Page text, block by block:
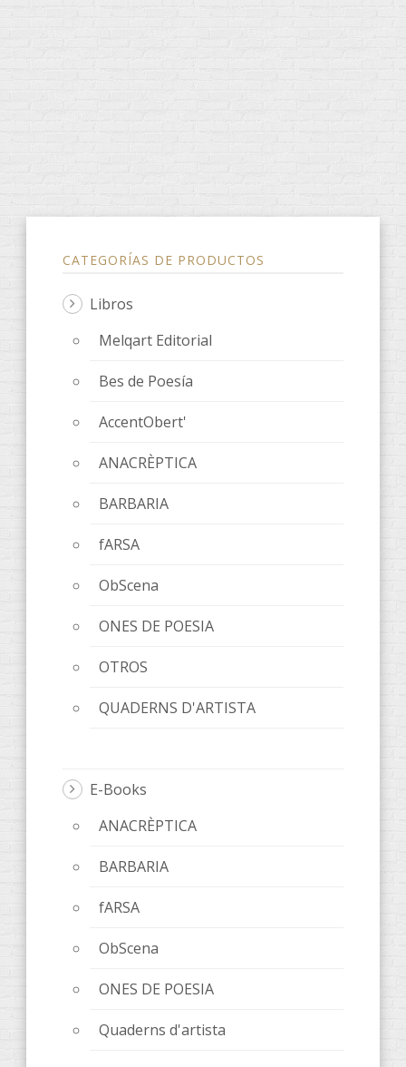
CATEGORÍAS DE PRODUCTOS
Libros
Melqart Editorial
Bes de Poesía
AccentObert'
ANACRÈPTICA
BARBARIA
fARSA
ObScena
ONES DE POESIA
OTROS
QUADERNS D'ARTISTA
E-Books
ANACRÈPTICA
BARBARIA
fARSA
ObScena
ONES DE POESIA
Quaderns d'artista